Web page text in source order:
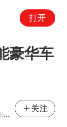
打开
豪华车
关注